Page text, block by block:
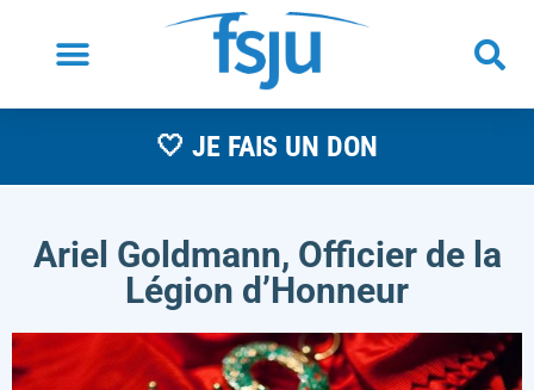
🤍 JE FAIS UN DON
Ariel Goldmann, Officier de la
Légion d’Honneur